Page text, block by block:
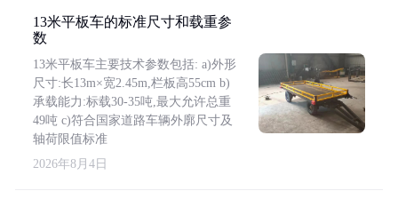
13米平板车的标准尺寸和载重参
数
13米平板车主要技术参数包括: a)外形
尺寸:长13m×宽2.45m,栏板高55cm b)
承载能力:标载30-35吨,最大允许总重
49吨 c)符合国家道路车辆外廓尺寸及
轴荷限值标准
2026年8月4日